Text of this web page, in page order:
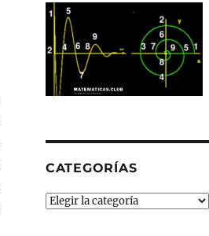
CATEGORÍAS
Categorías